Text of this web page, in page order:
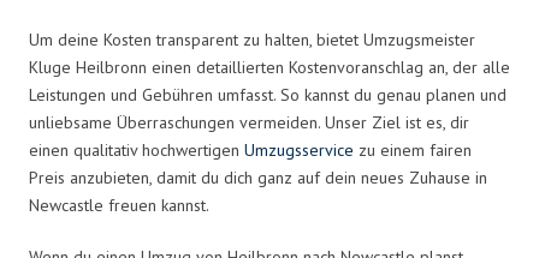
Um deine Kosten transparent zu halten, bietet Umzugsmeister
Kluge Heilbronn einen detaillierten Kostenvoranschlag an, der alle
Leistungen und Gebühren umfasst. So kannst du genau planen und
unliebsame Überraschungen vermeiden. Unser Ziel ist es, dir
einen qualitativ hochwertigen Umzugsservice zu einem fairen
Preis anzubieten, damit du dich ganz auf dein neues Zuhause in
Newcastle freuen kannst.